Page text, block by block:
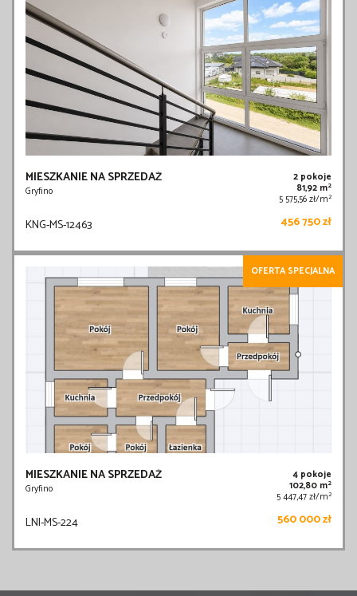
MIESZKANIE NA SPRZEDAŻ
Gryfino
2 pokoje
81,92 m2
5 575,56 zł/m2
KNG-MS-12463 456 750 zł
OFERTA SPECJALNA
MIESZKANIE NA SPRZEDAŻ
Gryfino
4 pokoje
102,80 m2
5 447,47 zł/m2
LNI-MS-224 560 000 zł